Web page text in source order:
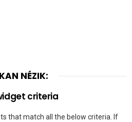
NÉZIK:
criteria
that match all the below criteria. If